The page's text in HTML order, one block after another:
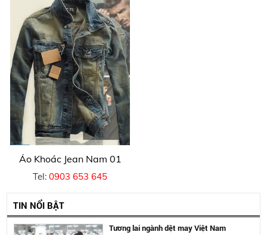
Áo Khoác Jean Nam 01
Tel:0903 653 645
TIN NỔI BẬT
Tương lai ngành dệt may Việt Nam